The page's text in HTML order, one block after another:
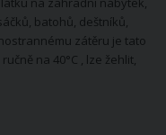
batohů, deštníků,
zátěru je tato
na 40°C , lze žehlit,